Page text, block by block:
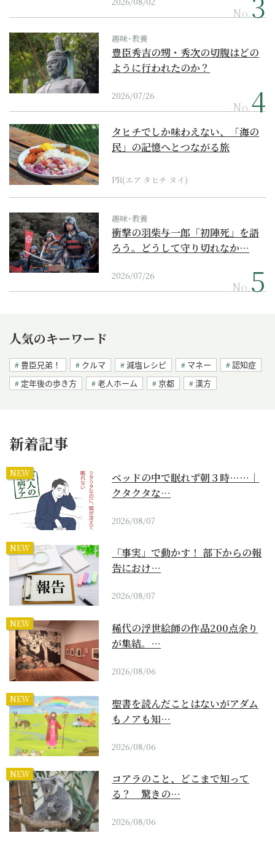
No.
趣味･教養
豊臣秀吉の甥・秀次の切腹はどの
ように行われたのか？
2026/07/26
No.
タヒチでしか味わえない、「海の
民」の記憶へとつながる旅
PR(エア タヒチ ヌイ)
趣味･教養
衝撃の羽柴与一郎「初陣死」を語
ろう。どうして守り切れなか…
2026/07/26
No.
人気のキーワード
豊臣兄弟！ クルマ 減塩レシピ マネー
認知症
定年後の歩き方
老人ホーム 京都 漢方
新着記事
NEW
ベッドの中で眠れず朝３時……｜
クタクタな…
2026/08/07
NEW
「事実」で動かす！ 部下からの報
告におけ…
2026/08/07
NEW
稀代の浮世絵師の作品200点余り
が集結。…
2026/08/06
NEW
聖書を読んだことはないがアダム
もノアも知…
2026/08/06
NEW
コアラのこと、どこまで知って
る？ 驚きの…
2026/08/06